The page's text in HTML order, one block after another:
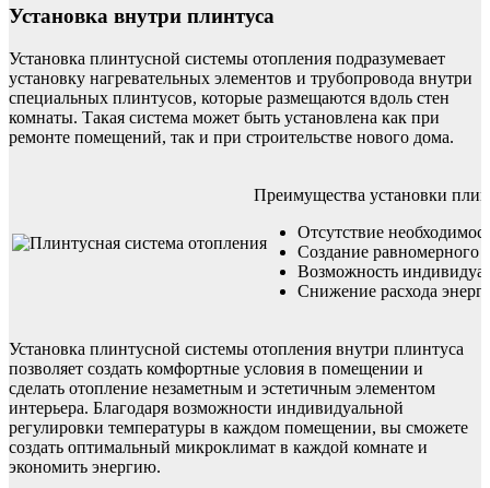
Установка внутри плинтуса
Установка плинтусной системы отопления подразумевает
установку нагревательных элементов и трубопровода внутри
специальных плинтусов, которые размещаются вдоль стен
комнаты. Такая система может быть установлена как при
ремонте помещений, так и при строительстве нового дома.
Преимущества установки
Отсутствие
Создание равномерного
Возможность
Снижение расхода
Установка плинтусной системы отопления внутри плинтуса
позволяет создать комфортные условия в помещении и
сделать отопление незаметным и эстетичным элементом
интерьера. Благодаря возможности индивидуальной
регулировки температуры в каждом помещении, вы сможете
создать оптимальный микроклимат в каждой комнате и
экономить энергию.